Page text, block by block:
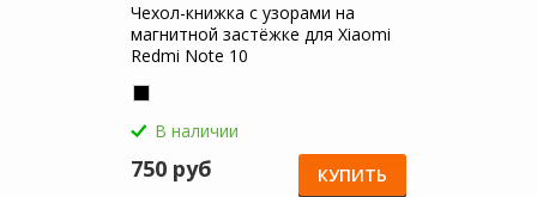
Чехол-книжка с узорами на
магнитной застёжке для Xiaomi
Redmi Note 10
В наличии
750 руб КУПИТЬ